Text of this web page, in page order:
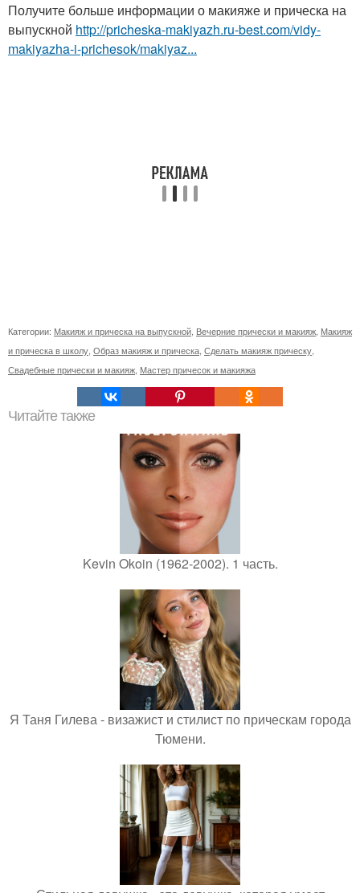
Получите больше информации о макияже и прическа на
выпускной http://pricheska-makiyazh.ru-best.com/vidy-
makiyazha-i-prichesok/makiyaz...
Категории: Макияж и прическа на выпускной Вечерние прически и макияж Макияж
и прическа в школу Образ макияж и прическа Сделать макияж прическу
Свадебные прически и макияж Мастер причесок и макияжа
Читайте также
Kevin Okoin (1962-2002). 1 часть.
Я Таня Гилева - визажист и стилист по прическам города
Тюмени.